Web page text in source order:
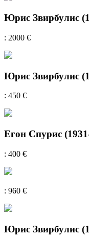
Юрис Звирбулис
: 2000 €
Юрис Звирбулис
: 450 €
Егон Спурис
: 400 €
: 960 €
Юрис Звирбулис